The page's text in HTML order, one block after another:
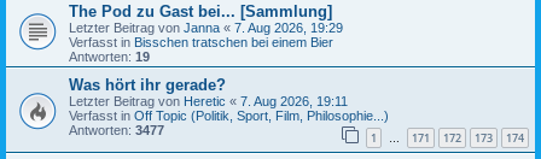
The Pod zu Gast bei... [Sammlung]
Letzter Beitrag von Janna « 7. Aug 2026, 19:29
Verfasst in Bisschen tratschen bei einem Bier
Antworten: 19
Was hört ihr gerade?
Letzter Beitrag von Heretic « 7. Aug 2026, 19:11
Verfasst in Off Topic (Politik, Sport, Film, Philosophie...)
Antworten: 3477 1 … 171 172 173 174